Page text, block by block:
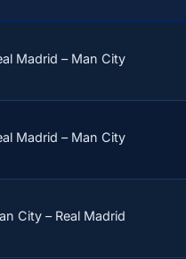
Madrid – Man City
Madrid – Man City
City – Real Madrid